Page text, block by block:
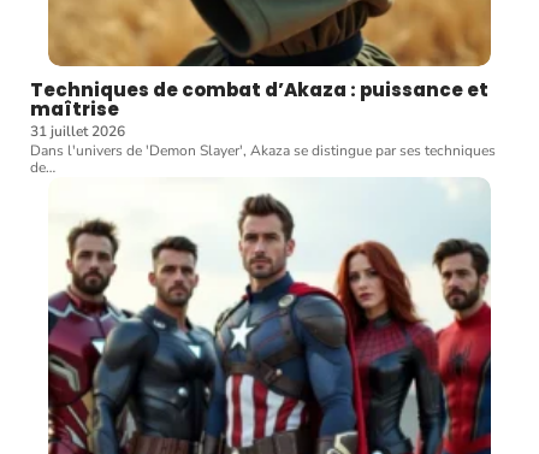
Techniques de combat d’Akaza : puissance et
maîtrise
31 juillet 2026
Dans l'univers de 'Demon Slayer', Akaza se distingue par ses techniques
de…